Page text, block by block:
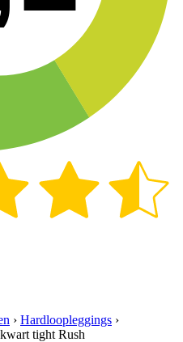
› Hardloopleggings ›
tight Rush